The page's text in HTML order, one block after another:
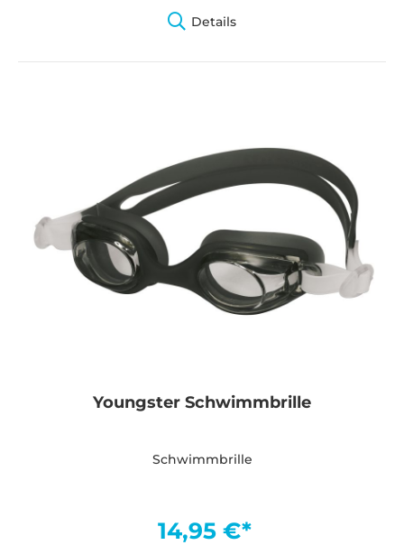
Details
Youngster Schwimmbrille
Schwimmbrille
14,95 €*